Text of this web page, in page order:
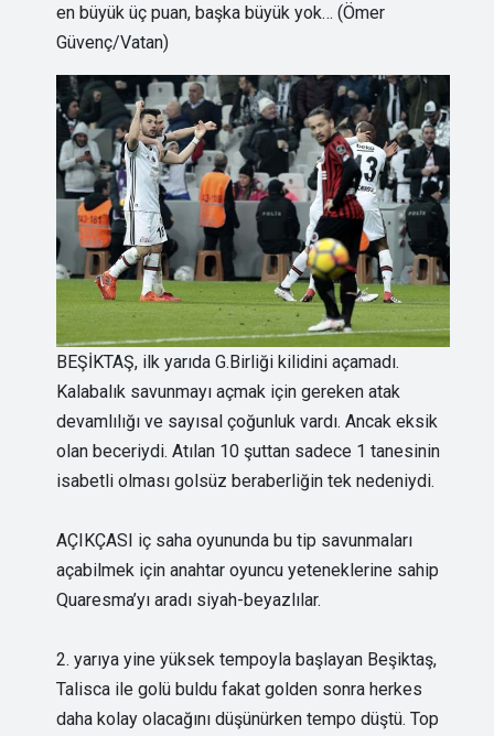
en büyük üç puan, başka büyük yok… (Ömer
Güvenç/Vatan)
BEŞİKTAŞ, ilk yarıda G.Birliği kilidini açamadı.
Kalabalık savunmayı açmak için gereken atak
devamlılığı ve sayısal çoğunluk vardı. Ancak eksik
olan beceriydi. Atılan 10 şuttan sadece 1 tanesinin
isabetli olması golsüz beraberliğin tek nedeniydi.
AÇIKÇASI iç saha oyununda bu tip savunmaları
açabilmek için anahtar oyuncu yeteneklerine sahip
Quaresma’yı aradı siyah-beyazlılar.
2. yarıya yine yüksek tempoyla başlayan Beşiktaş,
Talisca ile golü buldu fakat golden sonra herkes
daha kolay olacağını düşünürken tempo düştü. Top